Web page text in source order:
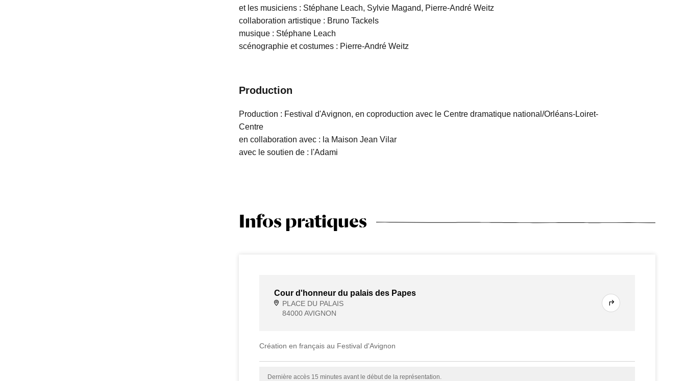
et les musiciens : Stéphane Leach, Sylvie Magand, Pierre-André Weitz
collaboration artistique : Bruno Tackels
musique : Stéphane Leach
scénographie et costumes : Pierre-André Weitz
Production
Production : Festival d'Avignon, en coproduction avec le Centre dramatique national/Orléans-Loiret-
Centre
en collaboration avec : la Maison Jean Vilar
avec le soutien de : l'Adami
Infos pratiques
Cour d'honneur du palais des Papes
PLACE DU PALAIS
84000 AVIGNON
Création en français au Festival d'Avignon
Dernière accès 15 minutes avant le début de la représentation.